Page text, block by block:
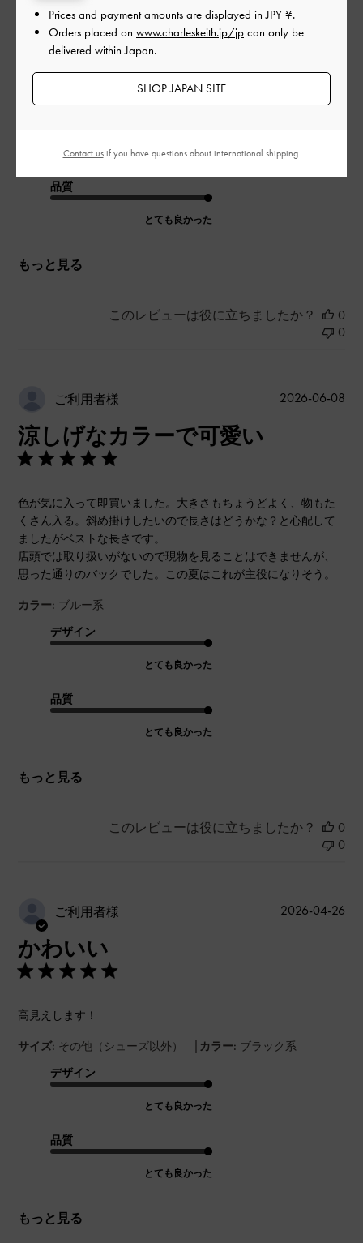
よかったです。
一緒にミュールも購入しましたが、とても履きやすくて良かっ
たです。
Charles &Keith大好きです。
その他（シューズ以外） |カラー:
とても良かった
品質
とても良かった
もっと見る
このレビューは役に立ちましたか？
0
0
ご利用者様
涼しげなカラーで可愛い
色が気に入って即買いました。大きさもちょうどよく、物もた
くさん入る。斜め掛けしたいので長さはどうかな？と心配して
ましたがベストな長さです。
店頭では取り扱いがないので現物を見ることはできませんが、
思った通りのバックでした。この夏はこれが主役になりそう。
カラー: ブルー系
デザイン
とても良かった
品質
とても良かった
もっと見る
公
2026-06-08
このレビューは役に立ちましたか？
0
0
ご利用者様
かわいい
高見えします！
サイズ: その他（シューズ以外） | カラー: ブラック系
デザイン
とても良かった
品質
とても良かった
もっと見る
公
2026-04-26
Prices and payment amounts are displayed inJPY ¥.
Orders placed on www.charleskeith.jp/jp can only be
delivered within Japan.
SHOP JAPAN SITE
Contact usif you have questions about international shipping.